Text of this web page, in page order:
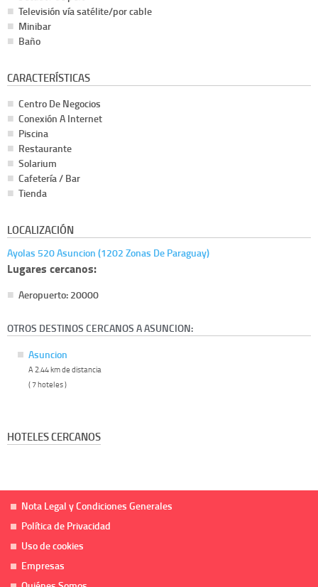
Televisión vía satélite/por cable
Minibar
Baño
CARACTERÍSTICAS
Centro De Negocios
Conexión A Internet
Piscina
Restaurante
Solarium
Cafetería / Bar
Tienda
LOCALIZACIÓN
Ayolas 520 Asuncion (1202 Zonas De Paraguay)
Lugares cercanos:
Aeropuerto: 20000
OTROS DESTINOS CERCANOS A ASUNCION:
Asuncion
A 2.44 km de distancia
( 7 hoteles )
HOTELES CERCANOS
Nota Legal y Condiciones Generales
Política de Privacidad
Uso de cookies
Empresas